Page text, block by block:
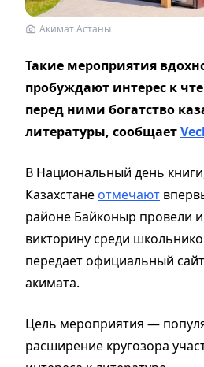
Акимат Астаны
Такие мероприятия
пробуждают интерес к
перед ними богатство
литературы, сообщает
В Национальный день
Казахстане отмечают
районе Байконыр провели
викторину среди
передает официальный
акимата.
Цель мероприятия —
расширение кругозора